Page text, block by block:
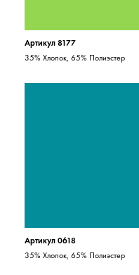
Артикул 8177
35% Хлопок, 65% Полиэстер
Артикул 0618
35% Хлопок, 65% Полиэстер